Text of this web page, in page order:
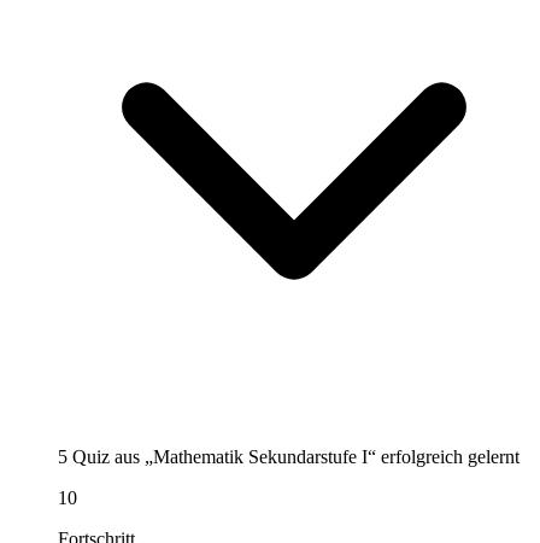
5 Quiz aus „Mathematik Sekundarstufe I“ erfolgreich gelernt
10
Fortschritt